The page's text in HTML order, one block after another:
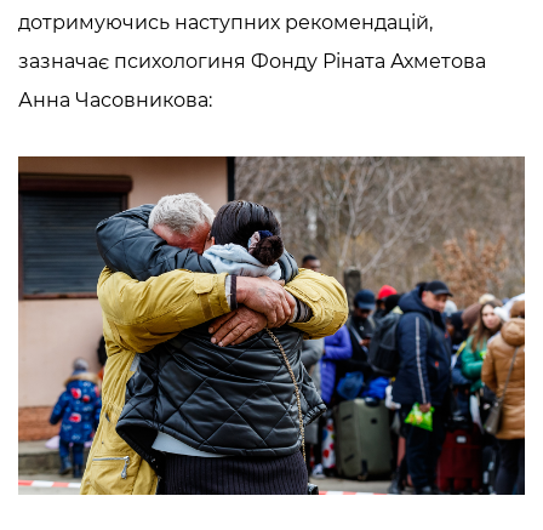
дотримуючись наступних рекомендацій,
зазначає психологиня Фонду Ріната Ахметова
Анна Часовникова: